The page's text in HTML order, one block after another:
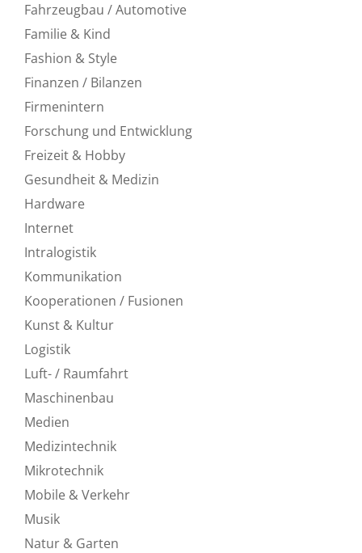
Fahrzeugbau / Automotive
Familie & Kind
Fashion & Style
Finanzen / Bilanzen
Firmenintern
Forschung und Entwicklung
Freizeit & Hobby
Gesundheit & Medizin
Hardware
Internet
Intralogistik
Kommunikation
Kooperationen / Fusionen
Kunst & Kultur
Logistik
Luft- / Raumfahrt
Maschinenbau
Medien
Medizintechnik
Mikrotechnik
Mobile & Verkehr
Musik
Natur & Garten